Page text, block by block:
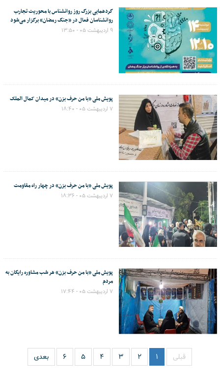
گردهمایی بزرگ روز روانشناس با محوریت تجارب
روانشناسان فعال در «جنگ رمضان» برگزار می‌شود
۹ اردیبهشت ۰۵ - ۱۳:۵۰
پویش ملی «با من حرف بزن» در میدان کمال الملک
۷ اردیبهشت ۰۵ - ۱۸:۴۰
پویش ملی «با من حرف بزن» در چهار راه مقاومت
۷ اردیبهشت ۰۵ - ۱۸:۳۶
پویش ملی «با من حرف بزن» هر شب مشاوره رایگان به
مردم
۷ اردیبهشت ۰۵ - ۱۷:۴۴
قبلی ۱ ۲ ۳ ۴ ۵ ۶ بعدی